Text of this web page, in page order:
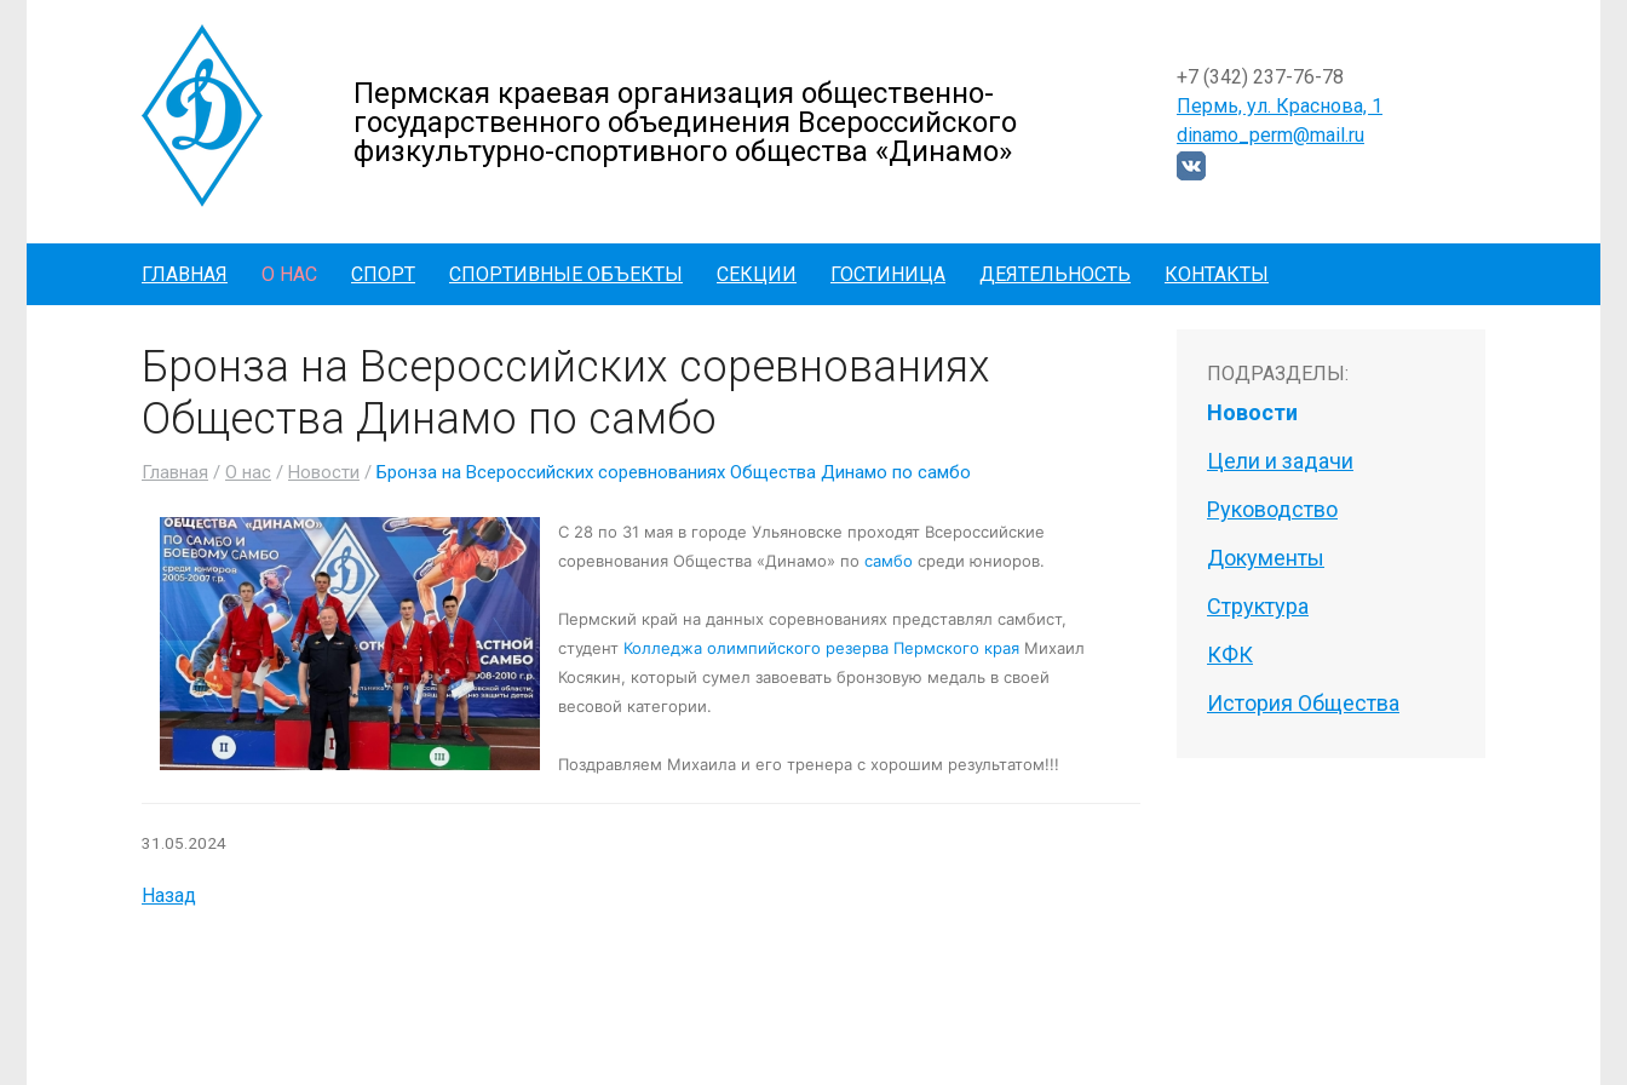
Пермская краевая организация общественно-
государственного объединения Всероссийского
физкультурно-спортивного общества «Динамо»
+7 (342) 237-76-78
Пермь, ул. Краснова, 1
dinamo_perm@mail.ru
ГЛАВНАЯ О НАС СПОРТ СПОРТИВНЫЕ ОБЪЕКТЫ СЕКЦИИ ГОСТИНИЦА ДЕЯТЕЛЬНОСТЬ КОНТАКТЫ
Бронза на Всероссийских соревнованиях
Общества Динамо по самбо
Главная / О нас / Новости / Бронза на Всероссийских соревнованиях Общества Динамо по самбо
С 28 по 31 мая в городе Ульяновске проходят Всероссийские
соревнования Общества «Динамо» по самбо среди юниоров.
Пермский край на данных соревнованиях представлял самбист,
студент Колледжа олимпийского резерва Пермского краяМихаил
Косякин, который сумел завоевать бронзовую медаль в своей
весовой категории.
Поздравляем Михаила и его тренера с хорошим результатом!!!
31.05.2024
Назад
ПОДРАЗДЕЛЫ:
Новости
Цели и задачи
Руководство
Документы
Структура
КФК
История Общества